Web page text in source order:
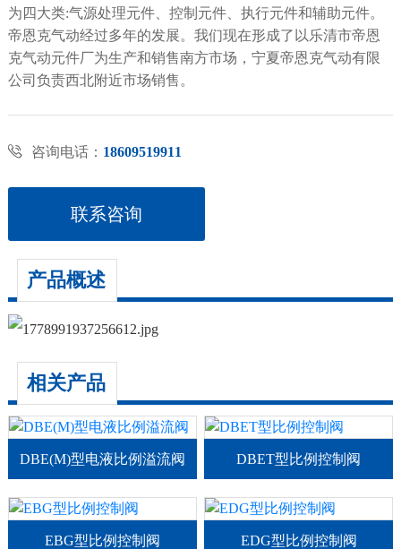
为四大类:气源处理元件、控制元件、执行元件和辅助元件。
帝恩克气动经过多年的发展。我们现在形成了以乐清市帝恩
克气动元件厂为生产和销售南方市场，宁夏帝恩克气动有限
公司负责西北附近市场销售。
 咨询电话： 18609519911
联系咨询
产品概述
相关产品
DBET型比例控制阀
DBE(M)型电液比例溢流阀
EDG型比例控制阀
EBG型比例控制阀